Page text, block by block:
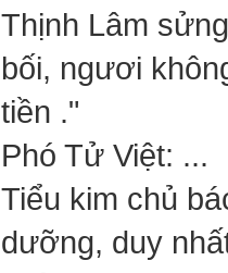
Thịnh Lâm
bối, ngươi
tiền ."
Phó Tử Việt: ...
Tiểu kim chủ
dưỡng, duy